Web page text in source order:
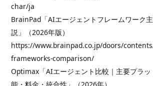
char/ja
BrainPad「AIエージェントフレームワーク
説」（2026年版）
https://www.brainpad.co.jp/doors/
frameworks-comparison/
Optimax「AIエージェント比較｜主要プラ